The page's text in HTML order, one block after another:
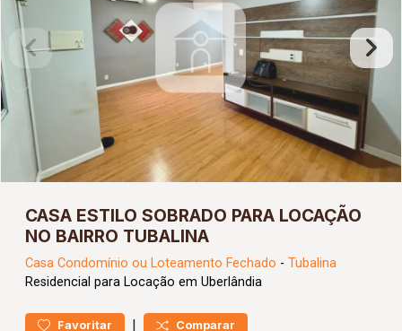
CASA ESTILO SOBRADO PARA LOCAÇÃO
NO BAIRRO TUBALINA
Casa Condomínio ou Loteamento Fechado - Tubalina
Residencial para Locação em Uberlândia
Favoritar | Comparar